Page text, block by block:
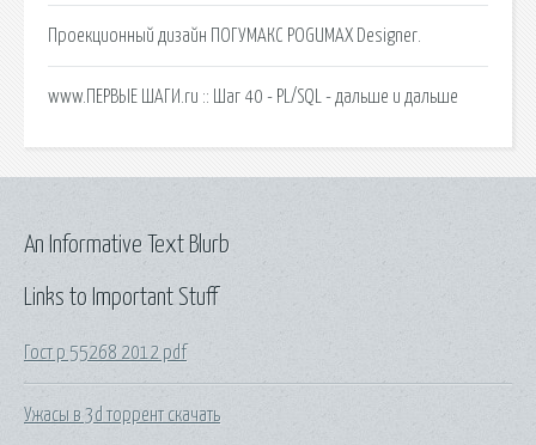
Проекционный дизайн ПОГУМАКС POGUMAX Designer.
www.ПЕРВЫЕ ШАГИ.ru :: Шаг 40 - PL/SQL - дальше и дальше
Links to Important Stuff
Гост р 55268 2012 pdf
Ужасы в 3d торрент скачать
An Informative Text Blurb